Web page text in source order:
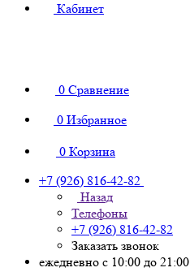
Кабинет
0 Сравнение
0 Избранное
0 Корзина
+7 (926) 816-42-82
Назад
Телефоны
+7 (926) 816-42-82
Заказать звонок
ежедневно с 10:00 до 21:00